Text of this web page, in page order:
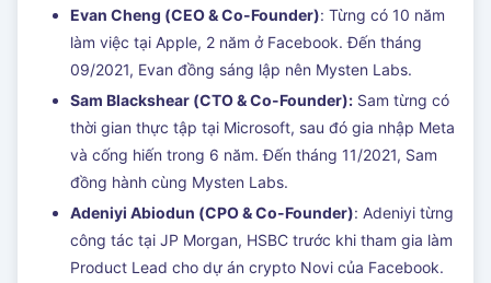
Evan Cheng (CEO & Co-Founder): Từng có 10 năm
làm việc tại Apple, 2 năm ở Facebook. Đến tháng
09/2021, Evan đồng sáng lập nên Mysten Labs.
Sam Blackshear (CTO & Co-Founder): Sam từng có
thời gian thực tập tại Microsoft, sau đó gia nhập Meta
và cống hiến trong 6 năm. Đến tháng 11/2021, Sam
đồng hành cùng Mysten Labs.
Adeniyi Abiodun (CPO & Co-Founder): Adeniyi từng
công tác tại JP Morgan, HSBC trước khi tham gia làm
Product Lead cho dự án crypto Novi của Facebook.